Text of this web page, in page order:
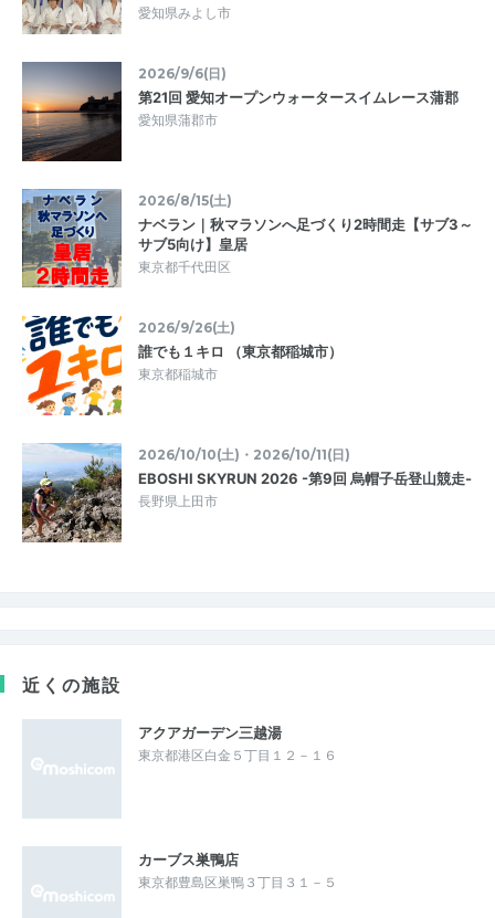
愛知県みよし市
2026/9/6(日)
第21回 愛知オープンウォータースイムレース蒲郡
愛知県蒲郡市
2026/8/15(土)
ナベラン｜秋マラソンへ足づくり2時間走【サブ3～
サブ5向け】皇居
東京都千代田区
2026/9/26(土)
誰でも１キロ （東京都稲城市）
東京都稲城市
2026/10/10(土)・2026/10/11(日)
EBOSHI SKYRUN 2026 -第9回 烏帽子岳登山競走-
長野県上田市
近くの施設
アクアガーデン三越湯
東京都港区白金５丁目１２－１６
カーブス巣鴨店
東京都豊島区巣鴨３丁目３１－５